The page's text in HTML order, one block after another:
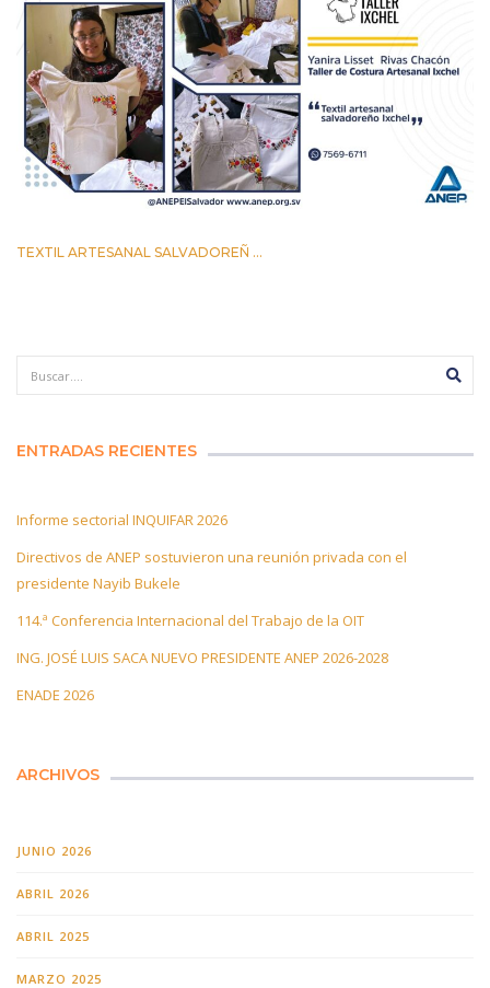
TEXTIL ARTESANAL SALVADOREÑ ...
ENTRADAS RECIENTES
Informe sectorial INQUIFAR 2026
Directivos de ANEP sostuvieron una reunión privada con el
presidente Nayib Bukele
114.ª Conferencia Internacional del Trabajo de la OIT
ING. JOSÉ LUIS SACA NUEVO PRESIDENTE ANEP 2026-2028
ENADE 2026
ARCHIVOS
JUNIO 2026
ABRIL 2026
ABRIL 2025
MARZO 2025